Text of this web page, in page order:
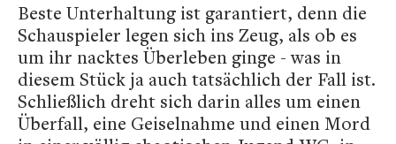
Beste Unterhaltung ist garantiert, denn die
Schauspieler legen sich ins Zeug, als ob es
um ihr nacktes Überleben ginge - was in
diesem Stück ja auch tatsächlich der Fall ist.
Schließlich dreht sich darin alles um einen
Überfall, eine Geiselnahme und einen Mord